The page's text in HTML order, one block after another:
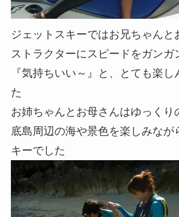
ジェットスキーではお兄ちゃんと
ストラクターにスピードをガンガ
『気持ちいい～』と、とても楽し
た
お姉ちゃんとお母さんはゆっくり
底島周辺の海や景色を楽しみなが
キーでした